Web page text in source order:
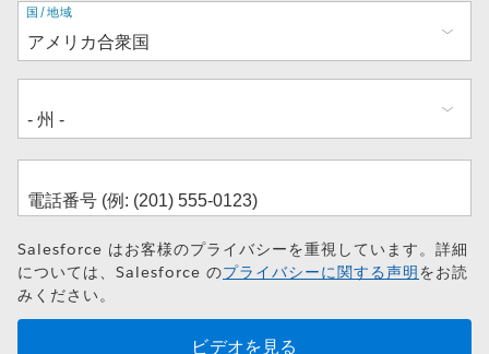
住
所
国/地域
Salesforce はお客様のプライバシーを重視しています。詳細
については、Salesforce のプライバシーに関する声明をお読
みください。